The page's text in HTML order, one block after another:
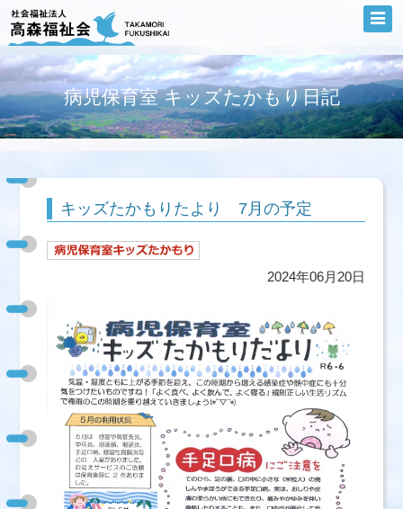
病児保育室 キッズたかもり日記
キッズたかもりたより 7月の予定
2024年06月20日